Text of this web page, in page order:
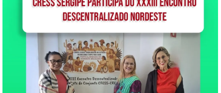
devem ser verificadas…